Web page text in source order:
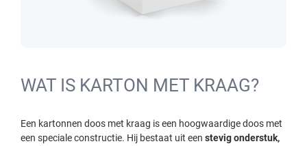
WAT IS KARTON MET KRAAG?
Een kartonnen doos met kraag is een hoogwaardige doos met
een speciale constructie. Hij bestaat uit een stevig onderstuk,